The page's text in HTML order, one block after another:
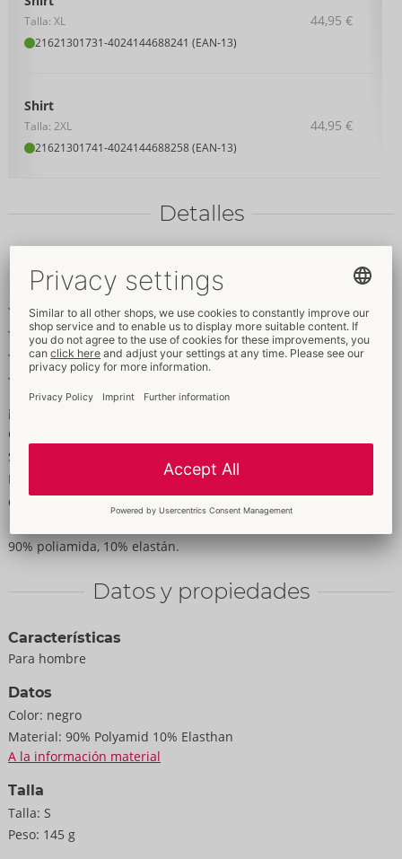
Talla: XL
21621301731-4024144688241 (EAN-13)
44,95 €
Shirt
Talla: 2XL
21621301741-4024144688258 (EAN-13)
44,95 €
Detalles
producto
Camiseta de manga corta
Look de rayas horizontales transparentes
Elegante cuello alto
Suave y elástico para mayor comodidad
¡Poder masculino a rayas!
Camisa de rayas horizontales negras y transparentes de
Svenjoyment. Con un elegante cuello alto y mangas cortas.
Elástica en todo el contorno y suave y flexible para un máximo
confort.
90% poliamida, 10% elastán.
Datos y propiedades
Características
Para hombre
Datos
Color: negro
Material: 90% Polyamid 10% Elasthan
A la información material
Talla
Talla: S
Peso: 145 g